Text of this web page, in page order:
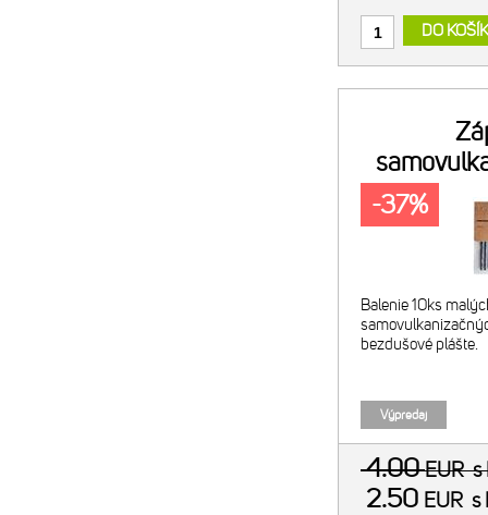
DO
TL
Balenie 10ks
bezdušové plášte.
Výpredaj
-37%
4.00EURs
2.50 EUR s